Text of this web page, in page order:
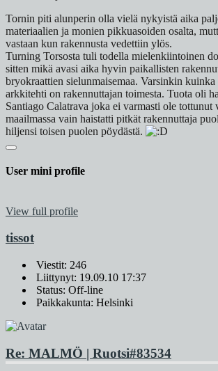
Tornin piti alunperin olla vielä nykyistä aika
materiaalien ja monien pikkuasoiden osalta,
vastaan kun rakennusta vedettiin ylös.
Turning Torsosta tuli todella mielenkiintoinen
sitten mikä avasi aika hyvin paikallisten
bryokraattien sielunmaisemaa. Varsinkin kuinka
arkkitehti on rakennuttajan toimesta. Tuota oli
Santiago Calatrava joka ei varmasti ole tottunut
maailmassa vain haistatti pitkät rakennuttaja
hiljensi toisen puolen pöydästä.
User mini profile
View full profile
tissot
Viestit: 246
Liittynyt: 19.09.10 17:37
Status: Off-line
Paikkakunta: Helsinki
Re: MALMÖ | Ruotsi#83534